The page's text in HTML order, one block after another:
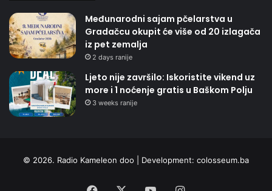
Međunarodni sajam pčelarstva u
Gradačcu okupit će više od 20 izlagača
iz pet zemalja
2 days ranije
Ljeto nije završilo: Iskoristite vikend uz
more i 1 noćenje gratis u Baškom Polju
3 weeks ranije
© 2026. Radio Kameleon doo | Development: colosseum.ba